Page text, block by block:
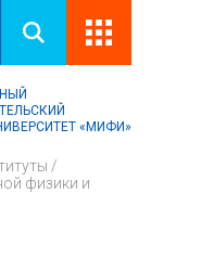
«МИФИ»
/
физики и